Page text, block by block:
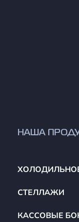
НАША
СТЕЛЛАЖИ
КАССОВЫЕ